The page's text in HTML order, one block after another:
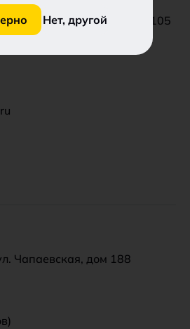
Нет, другой
Маяковского, дом 1А, оф.105
Чапаевская, дом 188